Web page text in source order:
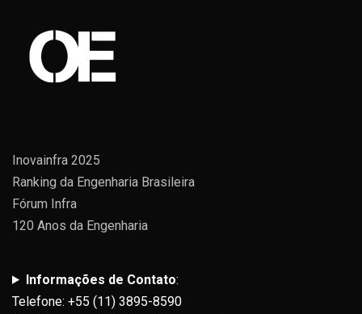
Inovainfra 2025
Ranking da Engenharia Brasileira
Fórum Infra
120 Anos da Engenharia
Informações de Contato:
Telefone: +55 (11) 3895-8590